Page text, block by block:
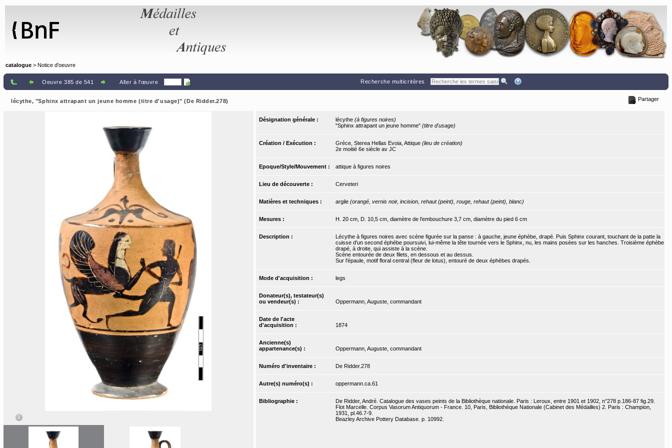
catalogue > Notice d'oeuvre
Oeuvre 385 de 541 Aller à l'œuvre Recherche multicritères
lécythe, "Sphinx attrapant un jeune homme (titre d'usage)" (De Ridder.278) Partager
Désignation générale : lécythe (à figures noires)
"Sphinx attrapant un jeune homme" (titre d'usage)
Création / Exécution : Grèce, Sterea Hellas Evoia, Attique (lieu de création)
2e moitié 6e siècle av JC
Epoque/Style/Mouvement : attique à figures noires
Lieu de découverte : Cerveteri
Matières et techniques : argile (orangé, vernis noir, incision, rehaut (peint), rouge, rehaut (peint), blanc)
Mesures : H. 20 cm, D. 10,5 cm, diamètre de l'embouchure 3,7 cm, diamètre du pied 6 cm
Description :
Lécythe à figures noires avec scène figurée sur la panse : à gauche, jeune éphèbe, drapé. Puis Sphinx courant, touchant de la patte la
cuisse d'un second éphèbe poursuivi, lui-même la tête tournée vers le Sphinx, nu, les mains posées sur les hanches. Troisième éphèbe
drapé, à droite, qui assiste à la scène.
Scène entourée de deux filets, en dessous et au dessus.
Sur l'épaule, motif floral central (fleur de lotus), entouré de deux éphèbes drapés.
Mode d'acquisition : legs
Donateur(s), testateur(s)
ou vendeur(s) :
Oppermann, Auguste, commandant
Date de l'acte
d'acquisition :
1874
Ancienne(s)
appartenance(s) :
Oppermann, Auguste, commandant
Numéro d'inventaire : De Ridder.278
Autre(s) numéro(s) : oppermann.ca.61
Bibliographie :
De Ridder, André. Catalogue des vases peints de la Bibliothèque nationale. Paris : Leroux, entre 1901 et 1902, n°278 p.186-87 fig.29.
Flot Marcelle. Corpus Vasorum Antiquorum - France. 10, Paris, Bibliothèque Nationale (Cabinet des Médailles) 2. Paris : Champion,
1931, pl.46.7-9.
Beazley Archive Pottery Database. p. 10992.